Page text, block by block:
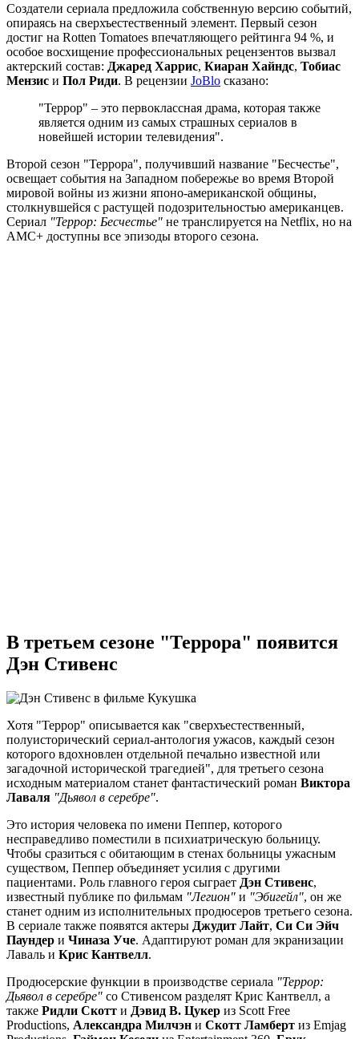
Создатели сериала предложила собственную версию событий,
опираясь на сверхъестественный элемент. Первый сезон
достиг на Rotten Tomatoes впечатляющего рейтинга 94 %, и
особое восхищение профессиональных рецензентов вызвал
актерский состав: Джаред Харрис, Киаран Хайндс, Тобиас
Мензис и Пол Риди. В рецензии JoBlo сказано:
"Террор" – это первоклассная драма, которая также
является одним из самых страшных сериалов в
новейшей истории телевидения".
Второй сезон "Террора", получивший название "Бесчестье",
освещает события на Западном побережье во время Второй
мировой войны из жизни японо-американской общины,
столкнувшейся с растущей подозрительностью американцев.
Сериал "Террор: Бесчестье" не транслируется на Netflix, но на
AMC+ доступны все эпизоды второго сезона.
В третьем сезоне "Террора" появится
Дэн Стивенс
Хотя "Террор" описывается как "сверхъестественный,
полуисторический сериал-антология ужасов, каждый сезон
которого вдохновлен отдельной печально известной или
загадочной исторической трагедией", для третьего сезона
исходным материалом станет фантастический роман Виктора
Лаваля "Дьявол в серебре".
Это история человека по имени Пеппер, которого
несправедливо поместили в психиатрическую больницу.
Чтобы сразиться с обитающим в стенах больницы ужасным
существом, Пеппер объединяет усилия с другими
пациентами. Роль главного героя сыграет Дэн Стивенс,
известный публике по фильмам "Легион" и "Эбигейл", он же
станет одним из исполнительных продюсеров третьего сезона.
В сериале также появятся актеры Джудит Лайт, Си Си Эйч
Паундер и Чиназа Уче. Адаптируют роман для экранизации
Лаваль и Крис Кантвелл.
Продюсерские функции в производстве сериала "Террор:
Дьявол в серебре" со Стивенсом разделят Крис Кантвелл, а
также Ридли Скотт и Дэвид В. Цукер из Scott Free
Productions, Александра Милчэн и Скотт Ламберт из Emjag